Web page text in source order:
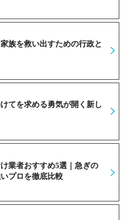
族を救い出すための行政と
てを求める勇気が開く新し
業者おすすめ5選｜急ぎの
プロを徹底比較